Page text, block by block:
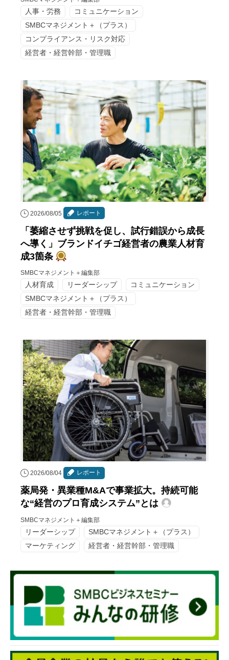
人事・労務
コミュニケーション
SMBCマネジメント＋（プラス）
コンプライアンス・リスク対応
経営者・経営幹部・管理職
2026/08/05 レポート
「萎縮させず挑戦を促し、試行錯誤から成長
へ導く」ブランドイチゴ経営者の農業人材育
成3箇条
SMBCマネジメント＋編集部
人材育成 リーダーシップ
コミュニケーション
SMBCマネジメント＋（プラス）
経営者・経営幹部・管理職
2026/08/04 レポート
薬局発・異業種M&Aで事業拡大。持続可能
な“経営のプロ育成システム”とは
SMBCマネジメント＋編集部
リーダーシップ
SMBCマネジメント＋（プラス）
マーケティング
経営者・経営幹部・管理職